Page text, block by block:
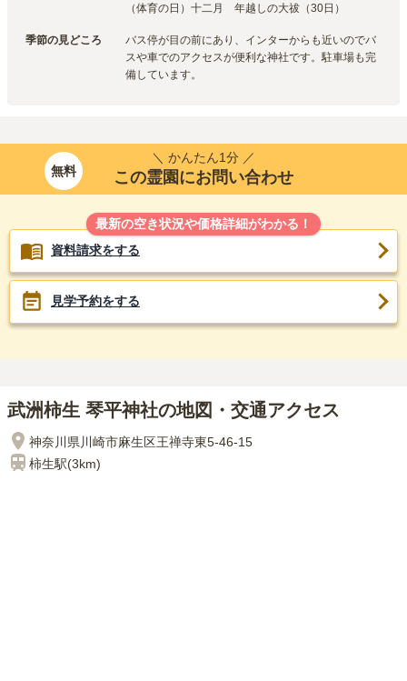
（体育の日）十二月　年越しの大祓（30日）
季節の見どころ
バス停が目の前にあり、インターからも近いのでバ
スや車でのアクセスが便利な神社です。駐車場も完
備しています。
無料
＼ かんたん1分 ／
この霊園にお問い合わせ
最新の空き状況や価格詳細がわかる！
資料請求をする
見学予約をする
武洲柿生 琴平神社の地図・交通アクセス
神奈川県川崎市麻生区王禅寺東5-46-15
柿生駅(3km)